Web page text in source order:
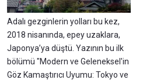
Adalı gezginlerin yolları bu kez,
2018 nisanında, epey uzaklara,
Japonya’ya düştü. Yazının bu ilk
bölümü "Modern ve Geleneksel'in
Göz Kamaştırıcı Uyumu: Tokyo ve